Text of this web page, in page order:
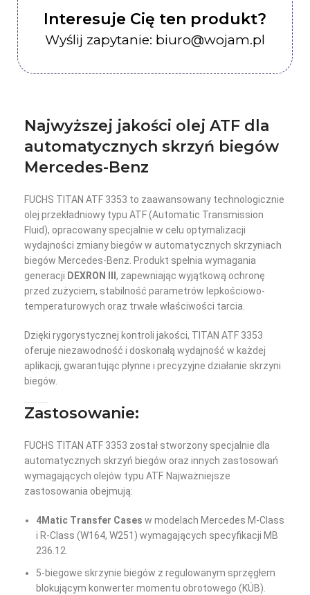
Interesuje Cię ten produkt?
Wyślij zapytanie: biuro@wojam.pl
Najwyższej jakości olej ATF dla
automatycznych skrzyń biegów
Mercedes-Benz
FUCHS TITAN ATF 3353 to zaawansowany technologicznie
olej przekładniowy typu ATF (Automatic Transmission
Fluid), opracowany specjalnie w celu optymalizacji
wydajności zmiany biegów w automatycznych skrzyniach
biegów Mercedes-Benz. Produkt spełnia wymagania
generacji DEXRON III , zapewniając wyjątkową ochronę
przed zużyciem, stabilność parametrów lepkościowo-
temperaturowych oraz trwałe właściwości tarcia.
Dzięki rygorystycznej kontroli jakości, TITAN ATF 3353
oferuje niezawodność i doskonałą wydajność w każdej
aplikacji, gwarantując płynne i precyzyjne działanie skrzyni
biegów.
Zastosowanie:
FUCHS TITAN ATF 3353 został stworzony specjalnie dla
automatycznych skrzyń biegów oraz innych zastosowań
wymagających olejów typu ATF. Najważniejsze
zastosowania obejmują:
4Matic Transfer Cases w modelach Mercedes M-Class
i R-Class (W164, W251) wymagających specyfikacji MB
236.12.
5-biegowe skrzynie biegów z regulowanym sprzęgłem
blokującym konwerter momentu obrotowego (KÜB).